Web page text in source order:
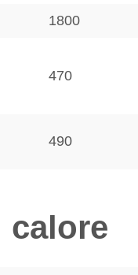
1800
470
490
calore